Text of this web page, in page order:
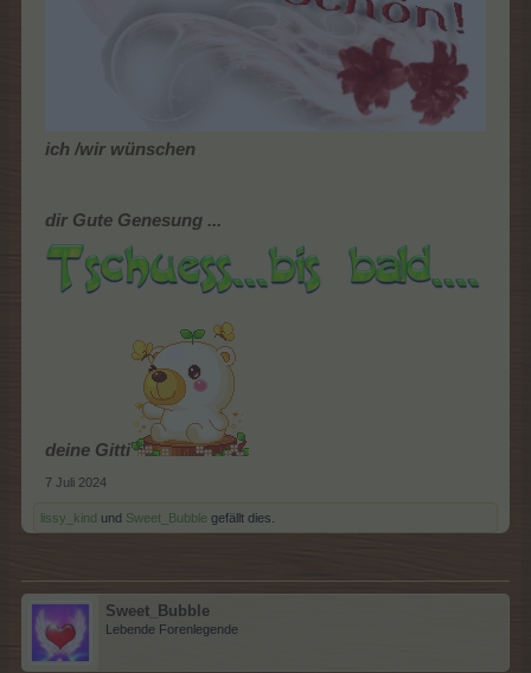
ich /wir wünschen
dir Gute Genesung ...
deine Gitti
7 Juli 2024
lissy_kind und Sweet_Bubble gefällt dies.
Sweet_Bubble
Lebende Forenlegende